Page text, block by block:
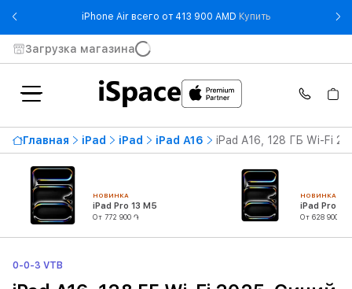
iPhone Air всего от 413 900 AMD Купить- iPhone Air
Загрузка магазина
Главная iPad iPad iPad A16 iPad A16, 128 ГБ Wi-Fi
НОВИНКА
iPad Pro 13 M5
От 772 900 ֏
НОВИНКА
iPad Pro 11
От 628 900 ֏
0-0-3 VTB